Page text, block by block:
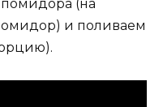
(на
и поливаем